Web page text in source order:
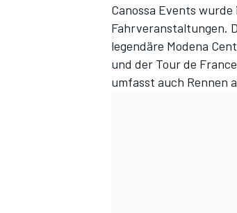
Canossa Events
Fahrveranstaltungen.
legendäre Modena
und der Tour de
umfasst auch Rennen